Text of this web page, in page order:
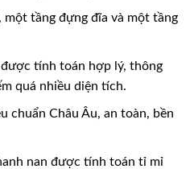
một tầng đựng đĩa và một tầng
được tính toán hợp lý, thông
quá nhiều diện tích.
chuẩn Châu Âu, an toàn, bền
nan được tính toán tỉ mỉ